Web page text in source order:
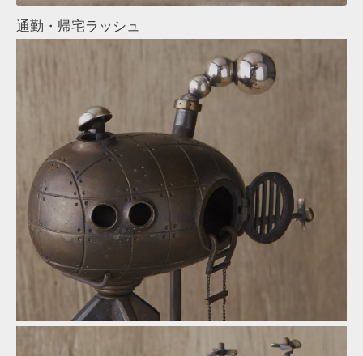
通勤・帰宅ラッシュ